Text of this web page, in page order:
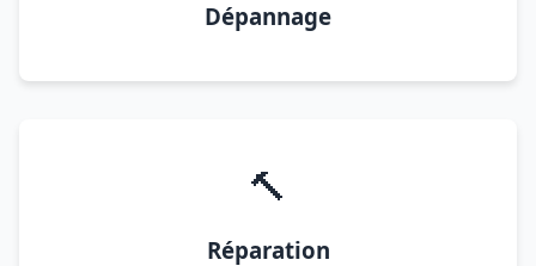
Dépannage
🔨
Réparation